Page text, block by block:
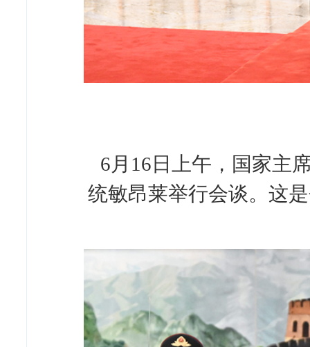
6月16日上午，国家主
统敏昂莱举行会谈。这